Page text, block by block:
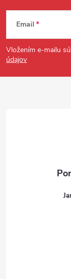
Zápätie
Email
Vložením e-mailu
údajov